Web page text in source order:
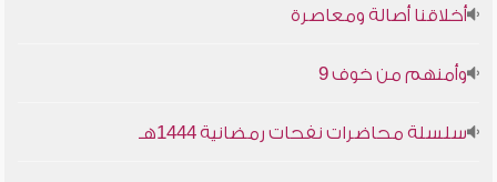
أخلاقنا أصالة ومعاصرة
وأمنهم من خوف 9
سلسلة محاضرات نفحات رمضانية 1444هـ